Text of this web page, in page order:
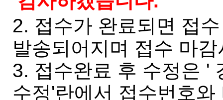
2. 접수가 완료되면 접
발송되어지며 접수 마
3. 접수완료 후 수정은 '
수정'란에서 접수번호